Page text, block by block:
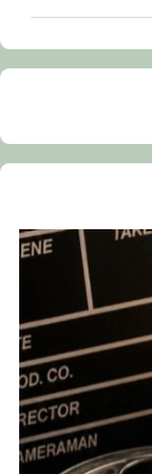
La
dos
Recupera
tican
07/
espana-
Foto
View on